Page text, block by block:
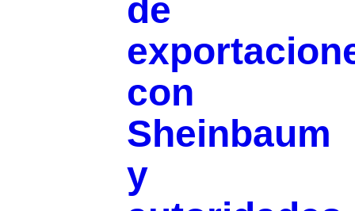
de
con
Sheinbaum
y